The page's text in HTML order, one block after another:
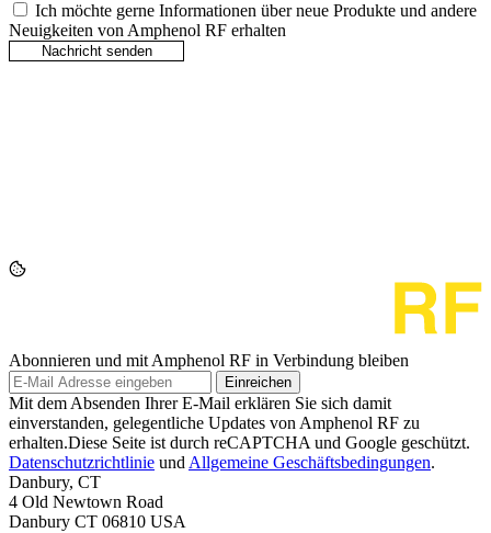
Ich möchte gerne Informationen über neue Produkte und andere
Neuigkeiten von Amphenol RF erhalten
Abonnieren und mit Amphenol RF in Verbindung bleiben
Einreichen
Mit dem Absenden Ihrer E-Mail erklären Sie sich damit
einverstanden, gelegentliche Updates von Amphenol RF zu
erhalten.Diese Seite ist durch reCAPTCHA und Google geschützt.
Datenschutzrichtlinie und Allgemeine Geschäftsbedingungen.
Danbury, CT
4 Old Newtown Road
Danbury CT 06810 USA